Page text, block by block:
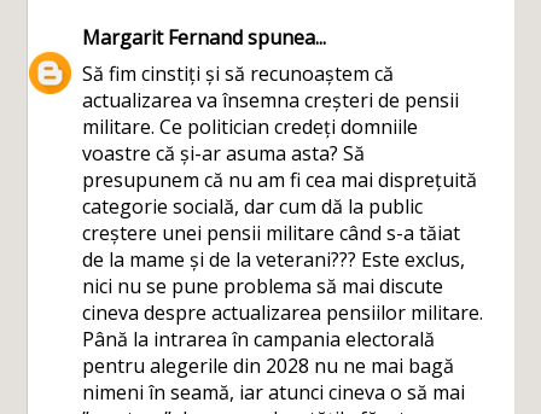
Margarit Fernandspunea...
Să fim cinstiți și să recunoaștem că
actualizarea va însemna creșteri de pensii
militare. Ce politician credeți domniile
voastre că și-ar asuma asta? Să
presupunem că nu am fi cea mai disprețuită
categorie socială, dar cum dă la public
creștere unei pensii militare când s-a tăiat
de la mame și de la veterani??? Este exclus,
nici nu se pune problema să mai discute
cineva despre actualizarea pensiilor militare.
Până la intrarea în campania electorală
pentru alegerile din 2028 nu ne mai bagă
nimeni în seamă, iar atunci cineva o să mai